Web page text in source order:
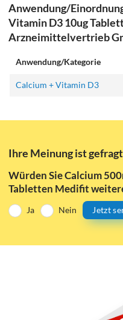
Anwendung/
Vitamin D3 10ug
Arzneimittelvertrieb
Anwendung/Kategorie
Calcium + Vitamin D3
Ihre Meinung ist
Würden Sie Calcium
Tabletten Medifit
Ja Nein Jetzt